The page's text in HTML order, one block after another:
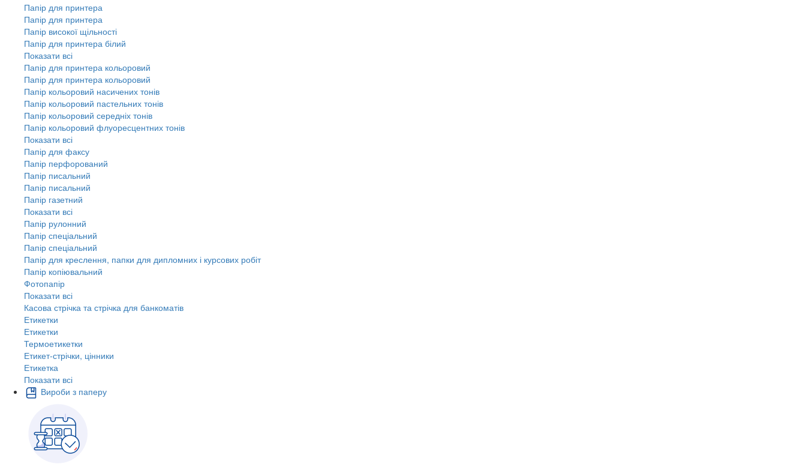
Папір для принтера
Папір для принтера
Папір високої щільності
Папір для принтера білий
Показати всі
Папір для принтера кольоровий
Папір для принтера кольоровий
Папір кольоровий насичених тонів
Папір кольоровий пастельних тонів
Папір кольоровий середніх тонів
Папір кольоровий флуоресцентних тонів
Показати всі
Папір для факсу
Папір перфорований
Папір писальний
Папір писальний
Папір газетний
Показати всі
Папір рулонний
Папір спеціальний
Папір спеціальний
Папір для креслення, папки для дипломних і курсових робіт
Папір копіювальний
Фотопапір
Показати всі
Касова стрічка та стрічка для банкоматів
Етикетки
Етикетки
Термоетикетки
Етикет-стрічки, цінники
Етикетка
Показати всі
Вироби з паперу